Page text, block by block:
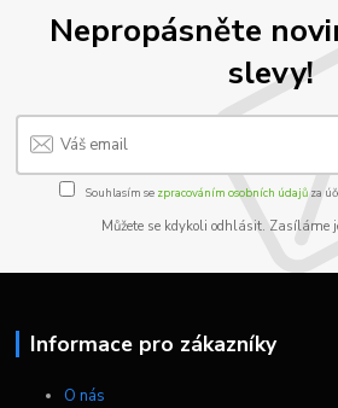
Nepropásněte
slevy!
Souhlasím se zpracováním osobních údajůza
Můžete se kdykoli odhlásit. Zasíláme
Informace pro zákazníky
O nás